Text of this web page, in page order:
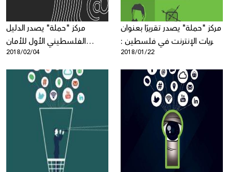
مركز "حملة" يصدر الدليل
الفلسطيني الأول للأمان
الرقمي
2018/02/04
مركز "حملة" يصدر تقريرًا بعنوان
حريات الإنترنت في فلسطين :
مسح لانتهاكات وتهديدات
الحقوق الرقمية
2018/01/22